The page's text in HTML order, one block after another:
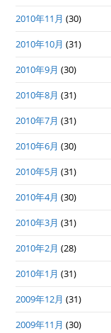
2010年11月 (30)
2010年10月 (31)
2010年9月 (30)
2010年8月 (31)
2010年7月 (31)
2010年6月 (30)
2010年5月 (31)
2010年4月 (30)
2010年3月 (31)
2010年2月 (28)
2010年1月 (31)
2009年12月 (31)
2009年11月 (30)